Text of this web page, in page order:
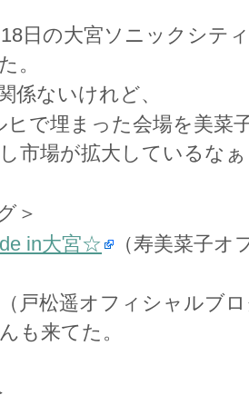
日の大宮ソニックシテ
。
係ないけれど、
ヒで埋まった会場を美菜
市場が拡大しているな
＞
in大宮☆
（寿美菜子
（戸松遥オフィシャルブ
も来てた。